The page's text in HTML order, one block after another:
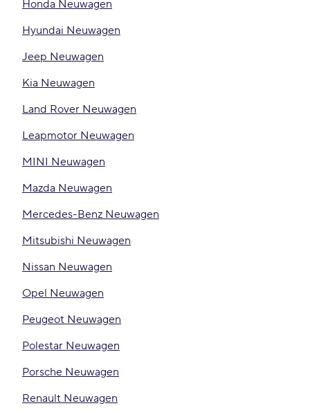
Honda Neuwagen
Hyundai Neuwagen
Jeep Neuwagen
Kia Neuwagen
Land Rover Neuwagen
Leapmotor Neuwagen
MINI Neuwagen
Mazda Neuwagen
Mercedes-Benz Neuwagen
Mitsubishi Neuwagen
Nissan Neuwagen
Opel Neuwagen
Peugeot Neuwagen
Polestar Neuwagen
Porsche Neuwagen
Renault Neuwagen